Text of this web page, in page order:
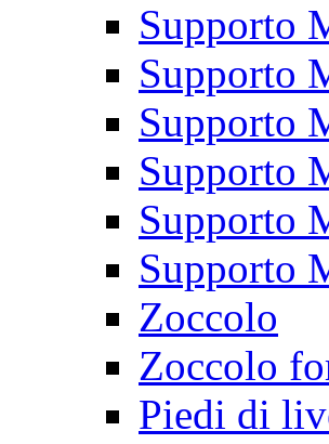
Supporto
Supporto
Supporto
Supporto
Supporto
Supporto
Zoccolo
Zoccolo
Piedi di